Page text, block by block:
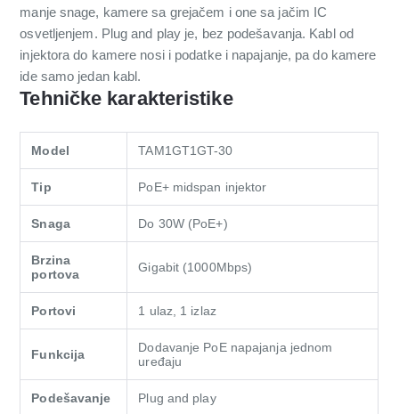
manje snage, kamere sa grejačem i one sa jačim IC
osvetljenjem. Plug and play je, bez podešavanja. Kabl od
injektora do kamere nosi i podatke i napajanje, pa do kamere
ide samo jedan kabl.
Tehničke karakteristike
Model TAM1GT1GT-30
Tip PoE+ midspan injektor
Snaga Do 30W (PoE+)
Brzina
portova
Gigabit (1000Mbps)
Portovi 1 ulaz, 1 izlaz
Funkcija
Dodavanje PoE napajanja jednom
uređaju
Podešavanje Plug and play